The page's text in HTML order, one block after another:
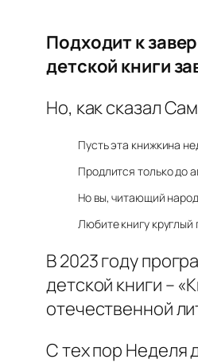
Подходит к
детской книги
Но, как сказал
Пусть эта книжкина
Продлится только до
Но вы, читающий
Любите книгу круглый
В 2023 году
детской книги –
отечественной
С тех пор Неделя